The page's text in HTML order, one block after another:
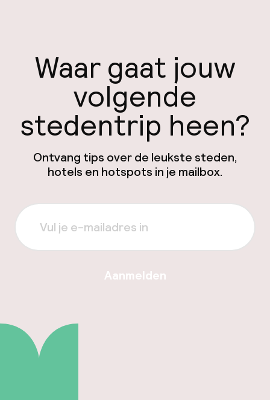
Waar gaat jouw
volgende
stedentrip heen?
Ontvang tips over de leukste steden,
hotels en hotspots in je mailbox.
Aanmelden